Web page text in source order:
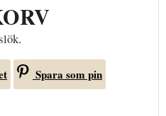
Spara som pin